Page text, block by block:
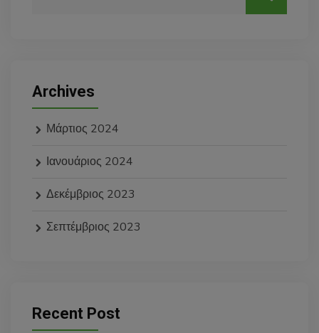
Archives
Μάρτιος 2024
Ιανουάριος 2024
Δεκέμβριος 2023
Σεπτέμβριος 2023
Recent Post